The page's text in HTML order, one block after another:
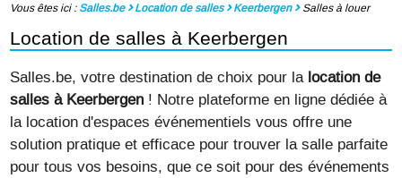
Vous êtes ici : Salles.be Location de salles Keerbergen Salles à louer
Location de salles à Keerbergen
Salles.be, votre destination de choix pour la location de
salles à Keerbergen ! Notre plateforme en ligne dédiée à
la location d'espaces événementiels vous offre une
solution pratique et efficace pour trouver la salle parfaite
pour tous vos besoins, que ce soit pour des événements